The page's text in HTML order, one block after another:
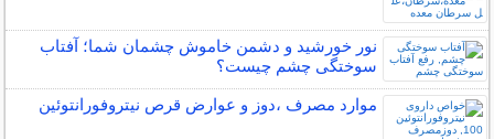
نور خورشید و دشمن خاموش چشمان شما؛ آفتاب
سوختگی چشم چیست؟
موارد مصرف ،دوز و عوارض قرص نیتروفورانتوئین